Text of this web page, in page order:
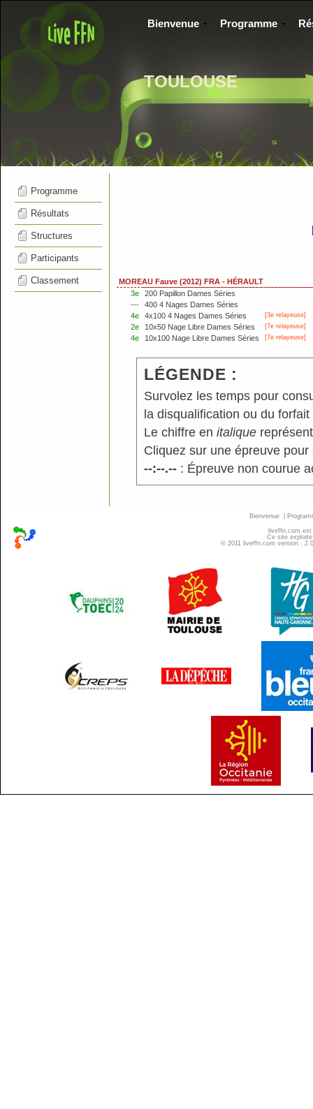
TOULOUSE
Bienvenue Programme
Programme
Résultats
Structures
Participants
Classement
MOREAU Fauve (2012) FRA - HÉRAULT
3e
200 Papillon Dames Séries
---
400 4 Nages Dames Séries
4e
4x100 4 Nages Dames Séries [3e relayeuse]
2e 10x50 Nage Libre Dames Séries [7e relayeuse]
4e 10x100 Nage Libre Dames Séries [7e relayeuse]
LÉGENDE :
Survolez les temps pour
la disqualification ou du forfait
Le chiffre en italique
Cliquez sur une épreuve
--:--.--: Épreuve non courue
Bienvenue
liveffn.com
Ce site
© 2011 liveffn.com version :